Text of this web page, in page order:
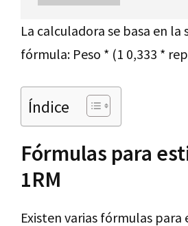
La calculadora se basa en la
fórmula: Peso * (1 0,333 *
Índice
Fórmulas para
1RM
Existen varias fórmulas para